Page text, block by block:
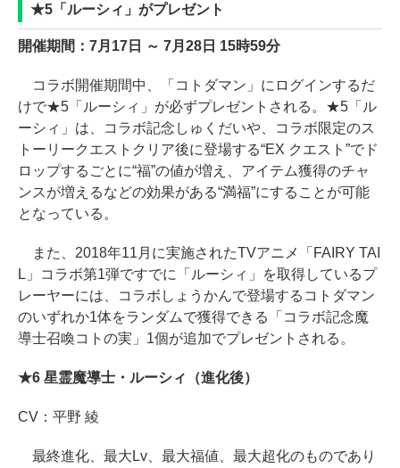
★5「ルーシィ」がプレゼント
開催期間：7月17日 ～ 7月28日 15時59分
コラボ開催期間中、「コトダマン」にログインするだ
けで★5「ルーシィ」が必ずプレゼントされる。★5「ル
ーシィ」は、コラボ記念しゅくだいや、コラボ限定のス
トーリークエストクリア後に登場する“EX クエスト”でド
ロップするごとに“福”の値が増え、アイテム獲得のチャ
ンスが増えるなどの効果がある“満福”にすることが可能
となっている。
また、2018年11月に実施されたTVアニメ「FAIRY TAI
L」コラボ第1弾ですでに「ルーシィ」を取得しているプ
レーヤーには、コラボしょうかんで登場するコトダマン
のいずれか1体をランダムで獲得できる「コラボ記念魔
導士召喚コトの実」1個が追加でプレゼントされる。
★6 星霊魔導士・ルーシィ（進化後）
CV：平野 綾
最終進化、最大Lv、最大福値、最大超化のものであり